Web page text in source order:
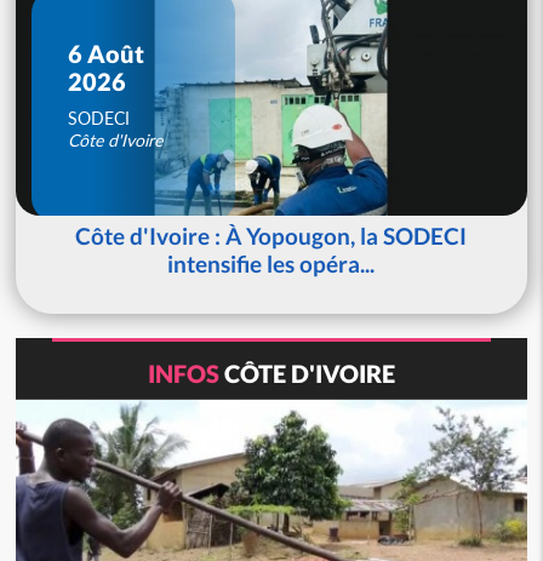
6 Août
2026
SODECI
Côte d'Ivoire
Côte d'Ivoire : À Yopougon, la SODECI
intensifie les opéra...
INFOSCÔTE D'IVOIRE